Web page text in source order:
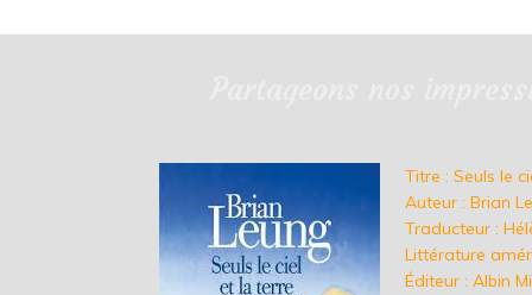
Titre : Seuls le
Auteur : Brian
Traducteur :
Littérature
Éditeur : Albin